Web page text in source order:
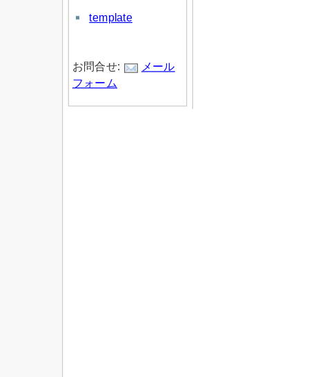
template
お問合せ:
メール
フォーム